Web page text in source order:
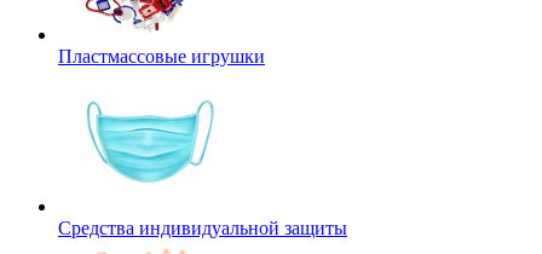
Пластмассовые игрушки
Средства индивидуальной защиты